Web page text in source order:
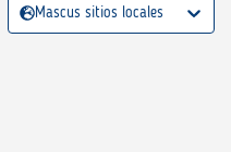
Mascus sitios locales